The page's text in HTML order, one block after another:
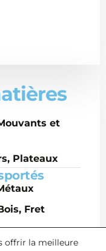
et
Plateaux
Fret
offrir la meilleure